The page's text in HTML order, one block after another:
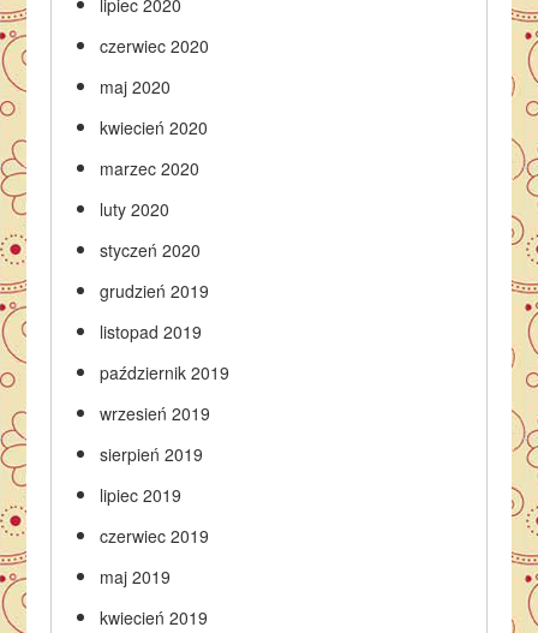
lipiec 2020
czerwiec 2020
maj 2020
kwiecień 2020
marzec 2020
luty 2020
styczeń 2020
grudzień 2019
listopad 2019
październik 2019
wrzesień 2019
sierpień 2019
lipiec 2019
czerwiec 2019
maj 2019
kwiecień 2019